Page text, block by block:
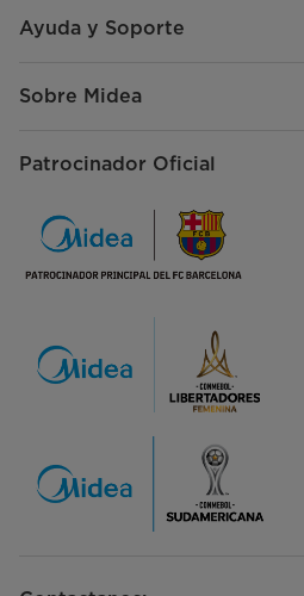
Ayuda y Soporte
Sobre Midea
Patrocinador Oficial